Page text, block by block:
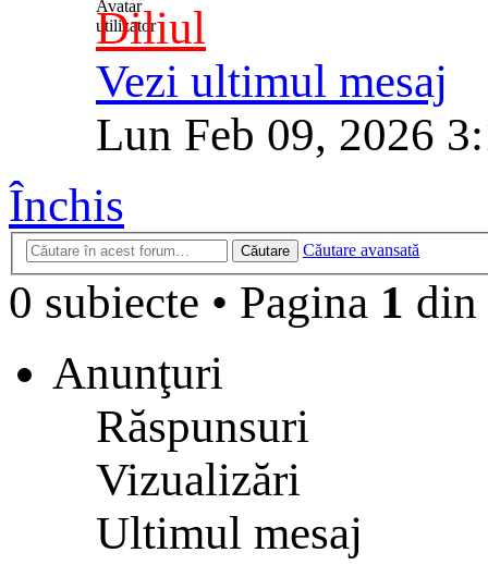
Diliul
Vezi ultimul mesaj
Lun Feb 09, 2026
Închis
Căutare Căutare avansată
0 subiecte • Pagina 1 din
Anunţuri
Răspunsuri
Vizualizări
Ultimul mesaj